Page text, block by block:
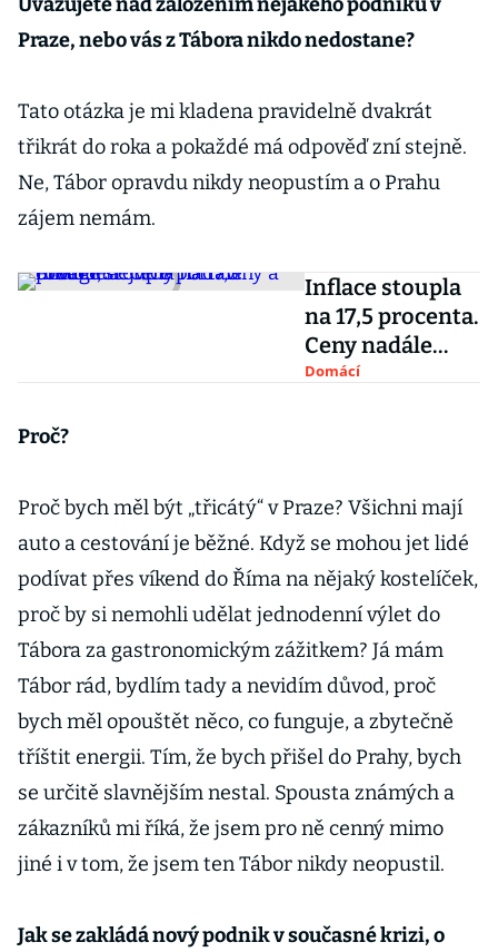
Praze, nebo vás z Tábora nikdo nedostane?
Tato otázka je mi kladena pravidelně dvakrát
třikrát do roka a pokaždé má odpověď zní stejně.
Ne, Tábor opravdu nikdy neopustím a o Prahu
zájem nemám.
Inflace stoupla
na 17,5 procenta.
Ceny nadále
rostou, nejvíce
Domácí
Proč?
Proč bych měl být „třicátý“ v Praze? Všichni mají
auto a cestování je běžné. Když se mohou jet lidé
podívat přes víkend do Říma na nějaký kostelíček,
proč by si nemohli udělat jednodenní výlet do
Tábora za gastronomickým zážitkem? Já mám
Tábor rád, bydlím tady a nevidím důvod, proč
bych měl opouštět něco, co funguje, a zbytečně
tříštit energii. Tím, že bych přišel do Prahy, bych
se určitě slavnějším nestal. Spousta známých a
zákazníků mi říká, že jsem pro ně cenný mimo
jiné i v tom, že jsem ten Tábor nikdy neopustil.
Jak se zakládá nový podnik v současné krizi, o